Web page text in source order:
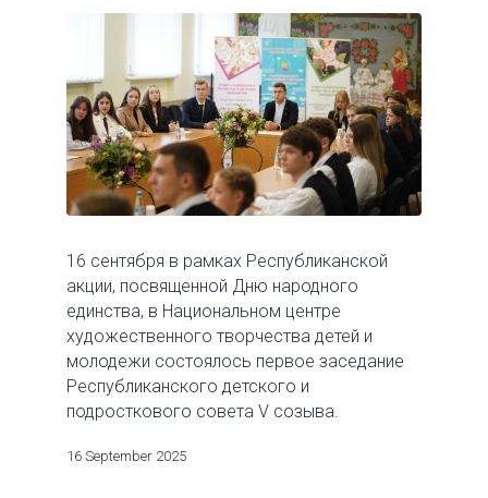
16 сентября в рамках Республиканской
акции, посвященной Дню народного
единства, в Национальном центре
художественного творчества детей и
молодежи состоялось первое заседание
Республиканского детского и
подросткового совета V созыва.
16 September 2025